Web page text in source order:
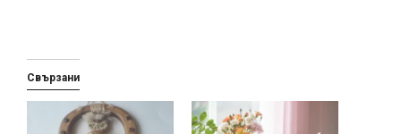
Свързани